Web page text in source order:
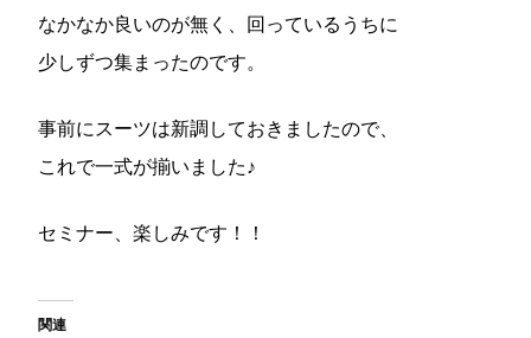
なかなか良いのが無く、回っているうちに
少しずつ集まったのです。
事前にスーツは新調しておきましたので、
これで一式が揃いました♪
セミナー、楽しみです！！
関連